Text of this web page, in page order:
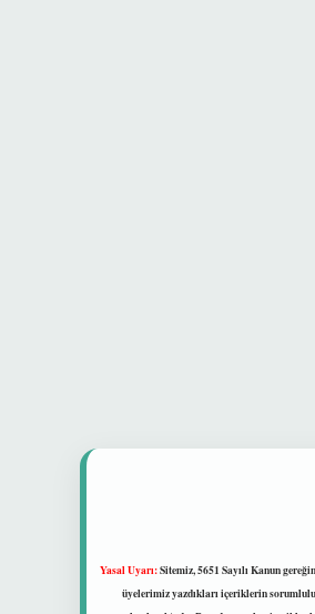
Yasal Uyarı:Sitemiz, 5651 Sayılı Kanun
üyelerimiz yazdıkları içeriklerin